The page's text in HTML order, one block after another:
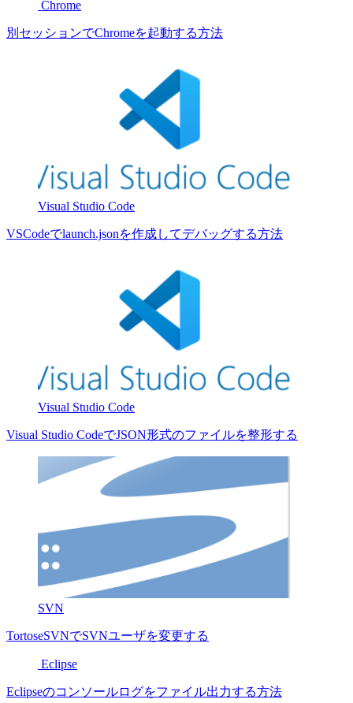
Chrome
別セッションでChromeを起動する方法
Visual Studio Code
VSCodeでlaunch.jsonを作成してデバッグする方法
Visual Studio Code
Visual Studio CodeでJSON形式のファイルを整形する
SVN
TortoseSVNでSVNユーザを変更する
Eclipse
Eclipseのコンソールログをファイル出力する方法